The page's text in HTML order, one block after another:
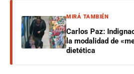
MIRÁ TAMBIÉN
Carlos Paz:
la modalidad de
dietética